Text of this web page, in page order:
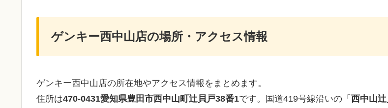
ゲンキー西中山店の場所・アクセス情報
ゲンキー西中山店の所在地やアクセス情報をまとめます。
住所は470-0431愛知県豊田市西中山町辻貝戸38番1です。国道419号線沿いの「 西中山